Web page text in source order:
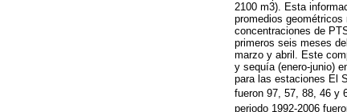
2100 m3). Esta
promedios
concentraciones de
primeros seis meses
marzo y abril. Este
y sequía (enero-junio)
para las estaciones El
fueron 97, 57, 88, 46 y
periodo 1992-2006